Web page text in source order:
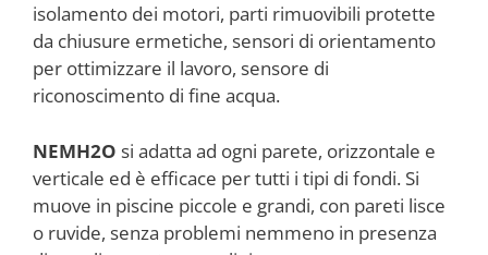
isolamento dei motori, parti rimuovibili protette
da chiusure ermetiche, sensori di orientamento
per ottimizzare il lavoro, sensore di
riconoscimento di fine acqua.
NEMH2O si adatta ad ogni parete, orizzontale e
verticale ed è efficace per tutti i tipi di fondi. Si
muove in piscine piccole e grandi, con pareti lisce
o ruvide, senza problemi nemmeno in presenza